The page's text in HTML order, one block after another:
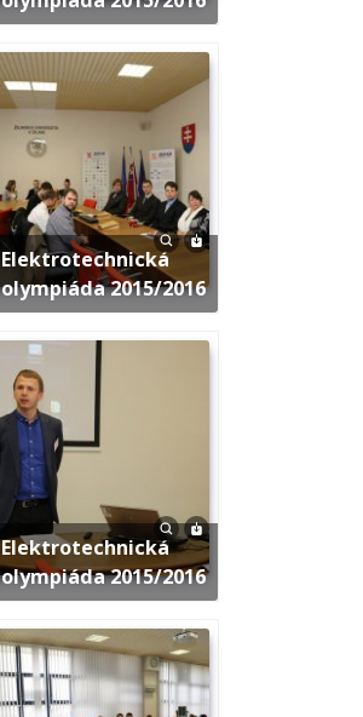
Elektrotechnická
olympiáda 2015/2016
Elektrotechnická
olympiáda 2015/2016